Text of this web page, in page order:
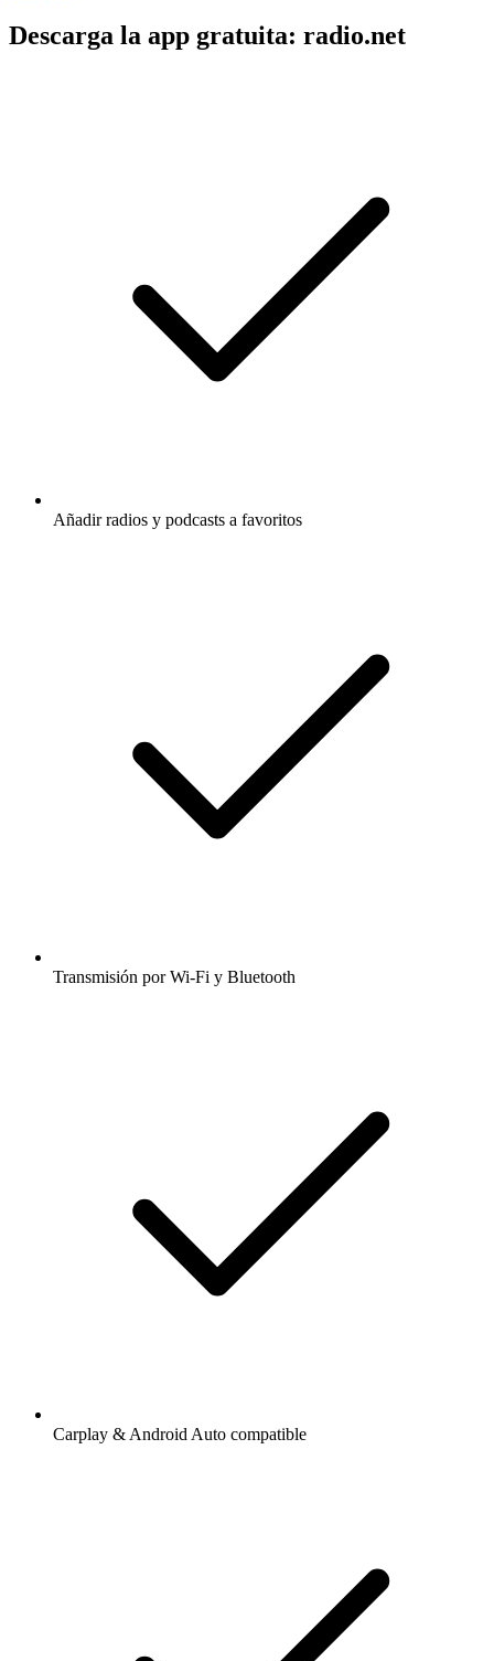
Descarga la app gratuita: radio.net
Añadir radios y podcasts a favoritos
Transmisión por Wi-Fi y Bluetooth
Carplay & Android Auto compatible